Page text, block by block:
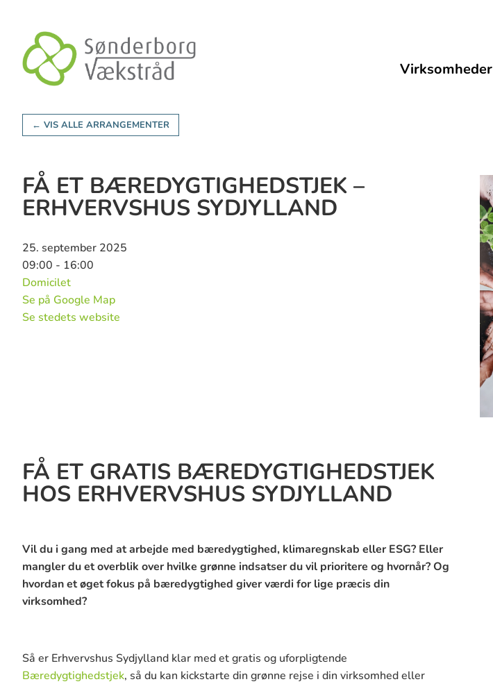
Virksomheder
← VIS ALLE ARRANGEMENTER
FÅ ET BÆREDYGTIGHEDSTJEK –
ERHVERVSHUS SYDJYLLAND
25. september 2025
09:00 - 16:00
Domicilet
Se på Google Map
FÅ ET GRATIS BÆREDYGTIGHEDSTJEK
HOS ERHVERVSHUS SYDJYLLAND
Vil du i gang med at arbejde med bæredygtighed, klimaregnskab eller ESG? Eller
mangler du et overblik over hvilke grønne indsatser du vil prioritere og hvornår? Og
hvordan et øget fokus på bæredygtighed giver værdi for lige præcis din
virksomhed?
Så er Erhvervshus Sydjylland klar med et gratis og uforpligtende
Bæredygtighedstjek, så du kan kickstarte din grønne rejse i din virksomhed eller